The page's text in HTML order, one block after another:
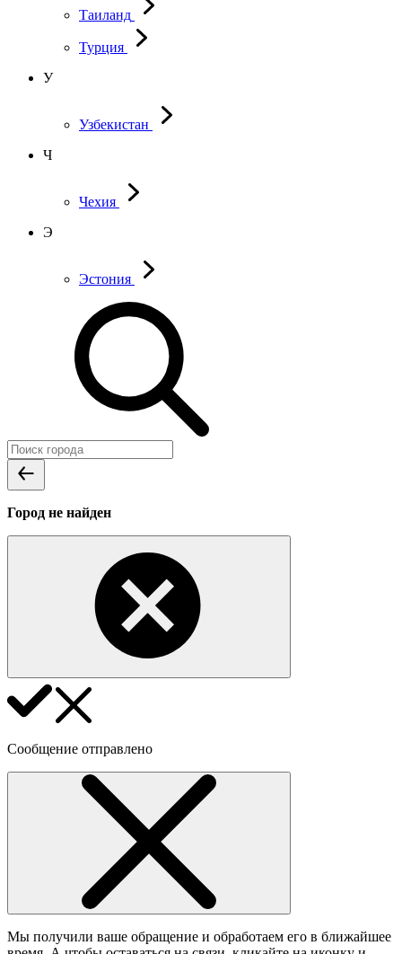
Таиланд
Турция
У
Узбекистан
Ч
Чехия
Э
Эстония
Город не найден
Сообщение отправлено
Мы получили ваше обращение и обработаем его в ближайшее